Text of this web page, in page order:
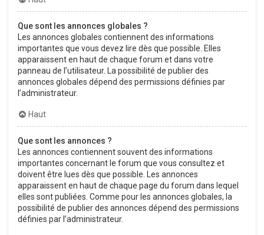
Que sont les annonces globales ?
Les annonces globales contiennent des informations
importantes que vous devez lire dès que possible. Elles
apparaissent en haut de chaque forum et dans votre
panneau de l’utilisateur. La possibilité de publier des
annonces globales dépend des permissions définies par
l’administrateur.
Haut
Que sont les annonces ?
Les annonces contiennent souvent des informations
importantes concernant le forum que vous consultez et
doivent être lues dès que possible. Les annonces
apparaissent en haut de chaque page du forum dans lequel
elles sont publiées. Comme pour les annonces globales, la
possibilité de publier des annonces dépend des permissions
définies par l’administrateur.